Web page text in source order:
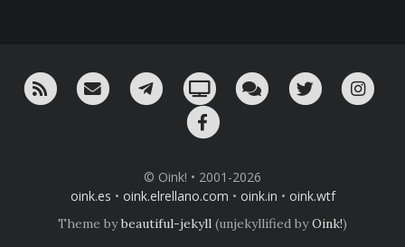
RSS ¡Mándame un email!¡Nuestro canal en Telegram!
Oink! TV Charla con nosotros
Twitter
© Oink! • 2001-2026
oink.es • oink.elrellano.com • oink.in • oink.wtf
Theme bybeautiful-jekyll (unjekyllified byOink!)